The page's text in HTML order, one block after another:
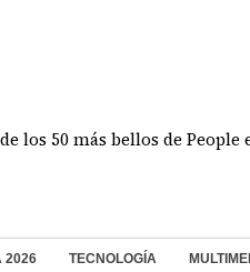
de People en Español
2026 TECNOLOGÍA